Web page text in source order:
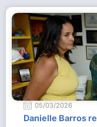
05/03/2026
Danielle Barros